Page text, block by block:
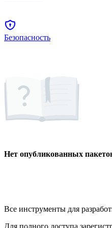
Безопасность
Нет опубликованных
Все инструменты для
Для полного доступа